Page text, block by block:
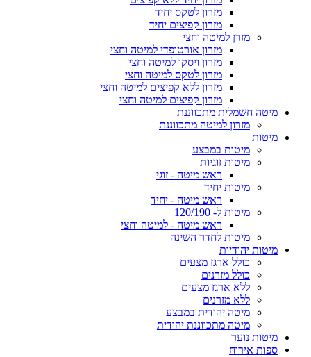
מזרון לטקס יחיד
מזרון קפיצים יחיד
מזרן למיטה וחצי
מזרון אורטופדי למיטה וחצי
מזרון ויסקו למיטה וחצי
מזרון לטקס למיטה וחצי
מזרון ללא קפיצים למיטה וחצי
מזרון קפיצים למיטה וחצי
מיטה חשמלית מתכווננת
מזרון למיטה מתכווננת
מיטות
מיטות במבצע
מיטות זוגיות
ראש מיטה - זוגי
מיטות יחיד
ראש מיטה - יחיד
מיטות ל- 120/190
ראש מיטה - למיטה וחצי
מיטות לחדר השינה
מיטות יהודיות
כולל ארגז מצעים
כולל מזרנים
ללא ארגז מצעים
ללא מזרנים
מיטה יהודית במבצע
מיטה מתכווננת יהודית
מיטות נוער
ספות אירוח